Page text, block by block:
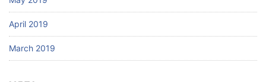
April 2019
March 2019